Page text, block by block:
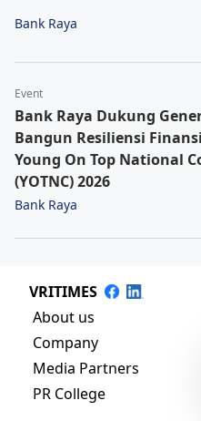
Bank Raya
Event
Bank Raya Dukung
Bangun Resiliensi
Young On Top National
(YOTNC) 2026
Bank Raya
VRITIMES
About us
Company
Media Partners
PR College